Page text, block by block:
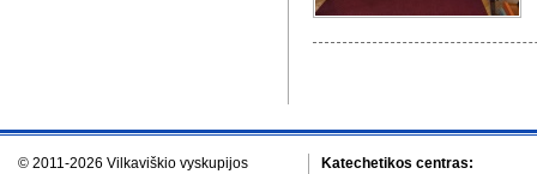
© 2011-2026 Vilkaviškio vyskupijos
Katechetikos centras: